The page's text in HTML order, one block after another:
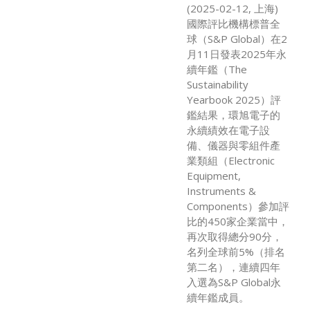
(2025-02-12, 上海)
國際評比機構標普全
球（S&P Global）在2
月11日發表2025年永
續年鑑（The
Sustainability
Yearbook 2025）評
鑑結果，環旭電子的
永續績效在電子設
備、儀器與零組件產
業類組（Electronic
Equipment,
Instruments &
Components）參加評
比的450家企業當中，
再次取得總分90分，
名列全球前5%（排名
第二名），連續四年
入選為S&P Global永
續年鑑成員。